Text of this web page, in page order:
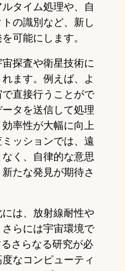
タイム処理や、自
の識別など、新し
可能にします。
探査や衛星技術に
ます。例えば、よ
直接行うことがで
タを送信して処理
率性が大幅に向上
ッションでは、遠
く、自律的な意思
たな発見が期待さ
は、放射線耐性や
らには宇宙環境で
さらなる研究が必
なコンピューティ